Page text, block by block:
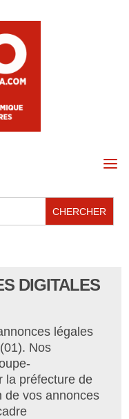
a
DIGITALES
légales
Nos
la préfecture de
de vos annonces